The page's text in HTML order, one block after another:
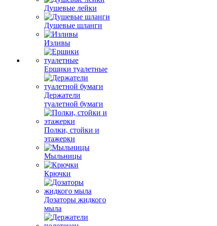
Душевые лейки
Душевые шланги
Изливы
Ершики туалетные
Держатели
туалетной бумаги
Полки, стойки и
этажерки
Мыльницы
Крючки
Дозаторы жидкого
мыла